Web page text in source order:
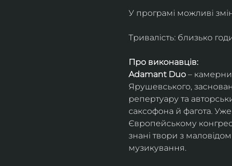
У програмі можливі
Тривалість: близько
Про виконавців:
Adamant Duo –
Ярушевського,
репертуару та
саксофона й фагота.
Європейському
знані твори з
музикування.